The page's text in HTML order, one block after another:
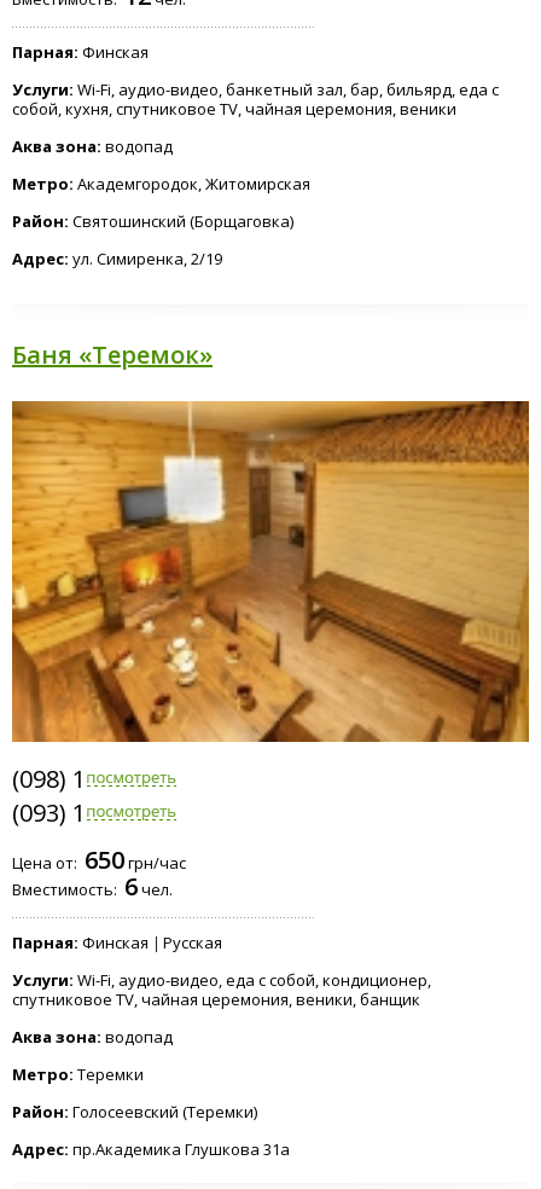
Парная: Финская
Услуги: Wi-Fi, аудио-видео, банкетный зал, бар, бильярд, еда с
собой, кухня, спутниковое TV, чайная церемония, веники
Аква зона: водопад
Метро: Академгородок, Житомирская
Район: Святошинский (Борщаговка)
Адрес: ул. Симиренка, 2/19
Баня «Теремок»
(098) 112-1915
(093) 112-7262
Цена от: 650грн/час
Вместимость: 6чел.
Парная: Финская
Русская
Услуги: Wi-Fi, аудио-видео, еда с собой, кондиционер,
спутниковое TV, чайная церемония, веники, банщик
Аква зона: водопад
Метро: Теремки
Район: Голосеевский (Теремки)
Адрес: пр.Академика Глушкова 31а